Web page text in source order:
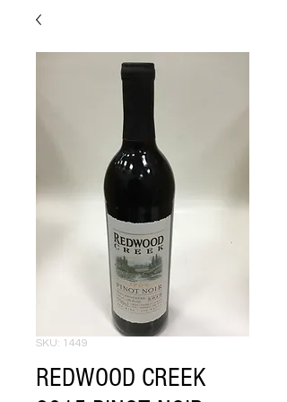
SKU: 1449
REDWOOD CREEK